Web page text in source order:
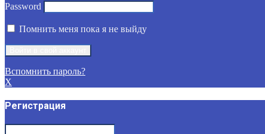
Password
Помнить меня пока я не выйду
Вспомнить пароль?
X
Регистрация